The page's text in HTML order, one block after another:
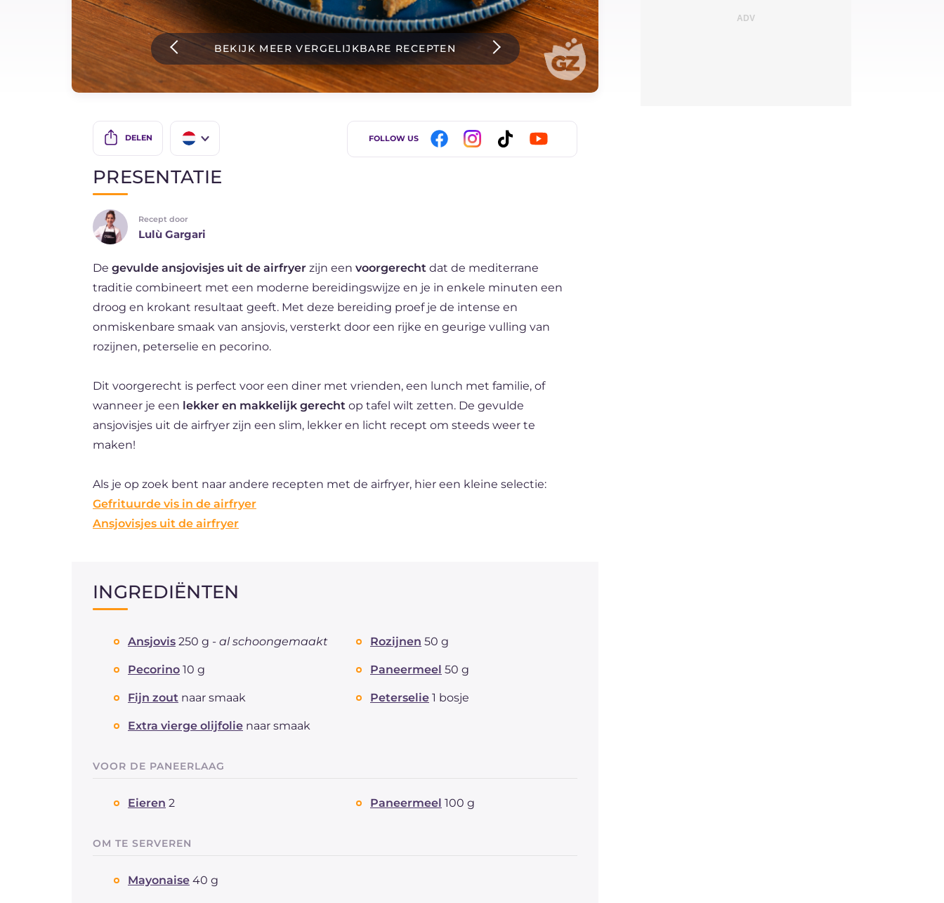
Instagram
YouTube
BEKIJK MEER VERGELIJKBARE RECEPTEN
DELEN
FR
FOLLOW US
PRESENTATIE
Recept door
Lulù Gargari
De gevulde ansjovisjes uit de airfryer zijn een voorgerecht dat de mediterrane
traditie combineert met een moderne bereidingswijze en je in enkele minuten een
droog en krokant resultaat geeft. Met deze bereiding proef je de intense en
onmiskenbare smaak van ansjovis, versterkt door een rijke en geurige vulling van
rozijnen, peterselie en pecorino.
Dit voorgerecht is perfect voor een diner met vrienden, een lunch met familie, of
wanneer je een lekker en makkelijk gerecht op tafel wilt zetten. De gevulde
ansjovisjes uit de airfryer zijn een slim, lekker en licht recept om steeds weer te
maken!
Als je op zoek bent naar andere recepten met de airfryer, hier een kleine selectie:
Gefrituurde vis in de airfryer
Ansjovisjes uit de airfryer
INGREDIËNTEN
Ansjovis 250 g - al schoongemaakt Rozijnen 50 g
Pecorino 10 g Paneermeel 50 g
Fijn zout naar smaak Peterselie 1 bosje
Extra vierge olijfolie naar smaak
VOOR DE PANEERLAAG
Eieren 2 Paneermeel 100 g
OM TE SERVEREN
Mayonaise 40 g